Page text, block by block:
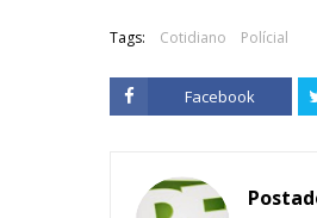
Tags: Cotidiano Polícial
Facebook